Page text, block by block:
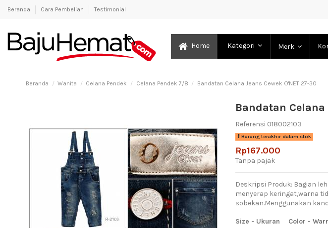
Beranda Cara Pembelian Testimonial
Home Kategori Merk
Beranda Wanita Celana Pendek Celana Pendek 7/8 Bandatan Celana Jeans Cewek O'NET 27-30
Bandatan Celana
Referensi 018002103
Barang terakhir dalam stok
Rp167.000
Tanpa pajak
Deskripsi Produk: Bagian
menyerap keringat,warna
sobekan.Menggunakan
Size - Ukuran
Color -